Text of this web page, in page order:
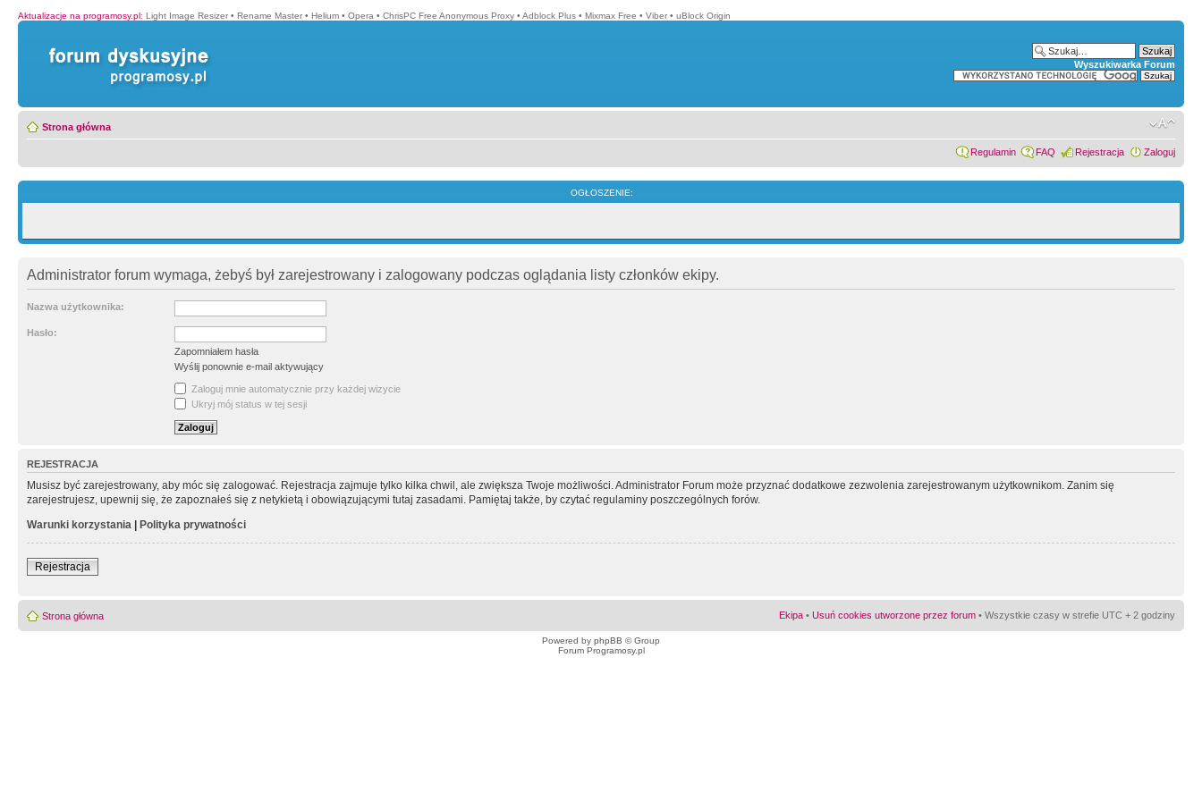
Aktualizacje na programosy.pl: Light Image Resizer • Rename Master • Helium • Opera • ChrisPC Free Anonymous Proxy • Adblock Plus • Mixmax Free • Viber • uBlock Origin
Wyszukiwarka Forum
Strona główna
Regulamin FAQ Rejestracja Zaloguj
OGŁOSZENIE:
Administrator forum wymaga, żebyś był zarejestrowany i zalogowany podczas oglądania listy członków ekipy.
Nazwa użytkownika:
Hasło:
Zapomniałem hasła
Wyślij ponownie e-mail aktywujący
Zaloguj mnie automatycznie przy każdej wizycie
Ukryj mój status w tej sesji
REJESTRACJA
Musisz być zarejestrowany, aby móc się zalogować. Rejestracja zajmuje tylko kilka chwil, ale zwiększa Twoje możliwości. Administrator Forum może przyznać dodatkowe zezwolenia zarejestrowanym użytkownikom. Zanim się
zarejestrujesz, upewnij się, że zapoznałeś się z netykietą i obowiązującymi tutaj zasadami. Pamiętaj także, by czytać regulaminy poszczególnych forów.
Warunki korzystania | Polityka prywatności
Rejestracja
Strona główna Ekipa • Usuń cookies utworzone przez forum • Wszystkie czasy w strefie UTC + 2 godziny
Powered by phpBB © Group
Forum Programosy.pl